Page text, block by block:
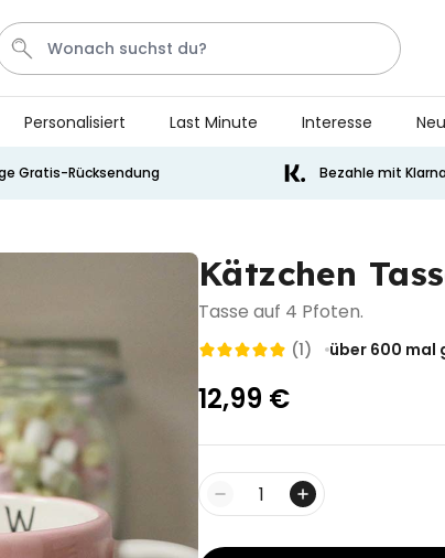
Personalisierbares Handtuch
mit Getränken und Spruch
mal gekauft
Personalisierbar
Personalisierbares Retro-
Handtuch mit Text
mal gekauft
Personalisierbar
Personalisierbares Aperol
Spritz Glas mit Name
Personalisiert Last Minute Interesse
Gratis-Rücksendung Bezahle mit
Kätzchen
Tasse auf 4 Pfoten.
(1) über 600 mal
12,99 €
Menge